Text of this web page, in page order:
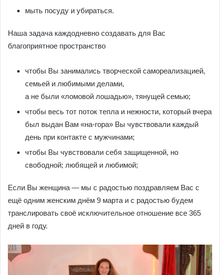
мыть посуду и убираться.
Наша задача каждодневно создавать для Вас
благоприятное пространство
чтобы Вы занимались творческой самореализацией,
семьей и любимыми делами,
а не были «ломовой лошадью», тянущей семью;
чтобы весь тот поток тепла и нежности, который вчера
был выдан Вам «на-гора» Вы чувствовали каждый
день при контакте с мужчинами;
чтобы Вы чувствовали себя защищенной, но
свободной; любящей и любимой;
Если Вы женщина — мы с радостью поздравляем Вас с
ещё одним женским днём 9 марта и с радостью будем
транслировать своё исключительное отношение все 365
дней в году.